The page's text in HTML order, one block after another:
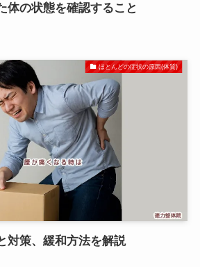
体の状態を確認すること
ほとんどの症状の原因(体質)
対策、緩和方法を解説